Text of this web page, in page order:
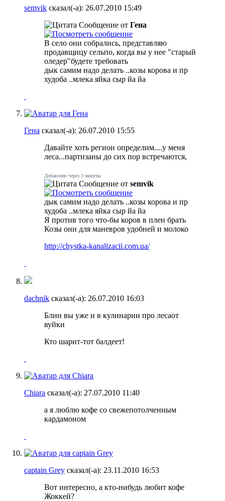
semvik сказал(-а): 26.07.2010 15:49
Сообщение от Гена
В село они собрались, представляю
продавщицу сельпо, когда вы у нее "старый
оледер"будете требовать
дык самим надо делать ..козы корова и пр
худоба ..млека яйка сыр йа йа
Гена сказал(-а): 26.07.2010 15:55
Давайте хоть регион определим....у меня
леса...партизаны до сих пор встречаются,
Добавлено через 3 минуты
Сообщение от semvik
дык самим надо делать ..козы корова и пр
худоба ..млека яйка сыр йа йа
Я против того что-бы коров в плен брать
Козы они для маневров удобней и молоко
http://chystka-kanalizacii.com.ua/
dachnik сказал(-а): 26.07.2010 16:03
Блин вы уже и в кулинарии про лесаот
вуйки
Кто шарит-тот балдеет!
Chiara сказал(-а): 27.07.2010 11:40
а я люблю кофе со свежепотолченным
кардамоном
captain Grey сказал(-а): 23.11.2010 16:53
Вот интересно, а кто-нибудь любит кофе
Жоккей?